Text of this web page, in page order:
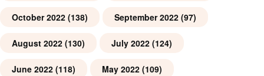
October 2022 (138) September 2022 (97)
August 2022 (130) July 2022 (124)
June 2022 (118) May 2022 (109)